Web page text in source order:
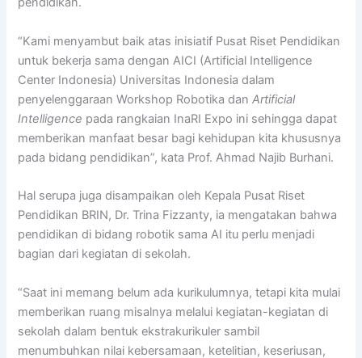
“Kami menyambut baik atas inisiatif Pusat Riset Pendidikan
untuk bekerja sama dengan AICI (Artificial Intelligence
Center Indonesia) Universitas Indonesia dalam
penyelenggaraan Workshop Robotika danArtificial
Intelligence pada rangkaian InaRI Expo ini sehingga dapat
memberikan manfaat besar bagi kehidupan kita khususnya
pada bidang pendidikan”, kata Prof. Ahmad Najib Burhani.
Hal serupa juga disampaikan oleh Kepala Pusat Riset
Pendidikan BRIN, Dr. Trina Fizzanty, ia mengatakan bahwa
pendidikan di bidang robotik sama AI itu perlu menjadi
bagian dari kegiatan di sekolah.
“Saat ini memang belum ada kurikulumnya, tetapi kita mulai
memberikan ruang misalnya melalui kegiatan-kegiatan di
sekolah dalam bentuk ekstrakurikuler sambil
menumbuhkan nilai kebersamaan, ketelitian, keseriusan,